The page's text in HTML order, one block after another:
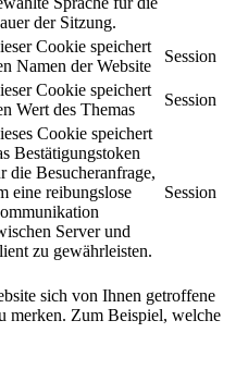
der Sitzung.
Cookie speichert
Namen der Website
Session
Cookie speichert
Wert des Themas
Session
Cookie speichert
Bestätigungstoken
die Besucheranfrage,
eine reibungslose
Server und
zu gewährleisten.
Session
sich von Ihnen getroffene
merken. Zum Beispiel, welche